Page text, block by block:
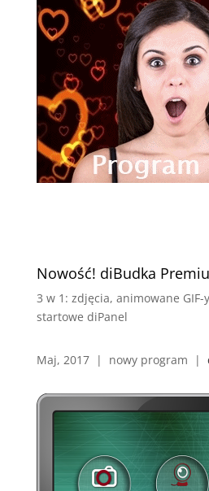
Nowość! diBudka
3 w 1: zdjęcia, animowane
startowe diPanel
Maj, 2017 | nowy program |